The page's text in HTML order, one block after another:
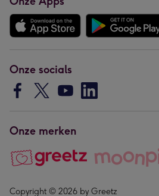
Onze socials
Onze merken
Copyright © 2026 by Greetz